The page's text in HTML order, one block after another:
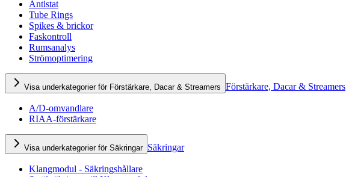
Antistat
Tube Rings
Spikes & brickor
Faskontroll
Rumsanalys
Strömoptimering
Visa underkategorier för Förstärkare, Dacar & Streamers Förstärkare, Dacar & Streamers
A/D-omvandlare
RIAA-förstärkare
Visa underkategorier för Säkringar Säkringar
Klangmodul - Säkringshållare